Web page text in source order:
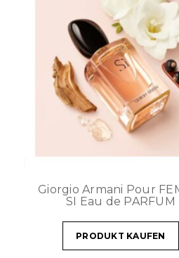
Giorgio Armani Pour
SI Eau de PARFUM
PRODUKT KAUFEN